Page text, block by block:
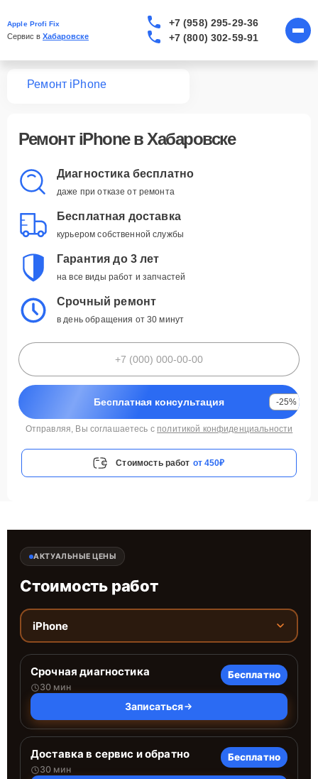
Apple Profi Fix
Сервис в Хабаровске
+7 (958) 295-29-36
+7 (800) 302-59-91
Ремонт iPhone
Ремонт iPhone в Хабаровске
Диагностика бесплатно
даже при отказе от ремонта
Бесплатная доставка
курьером собственной службы
Гарантия до 3 лет
на все виды работ и запчастей
Срочный ремонт
в день обращения от 30 минут
Бесплатная консультация -25%
Отправляя, Вы соглашаетесь с политикой конфиденциальности
Стоимость работ от 450₽
АКТУАЛЬНЫЕ ЦЕНЫ
Стоимость работ
iPhone
Срочная диагностика
30 мин
Бесплатно
Записаться
Доставка в сервис и обратно
30 мин
Бесплатно